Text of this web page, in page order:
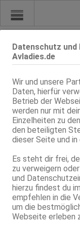
Datenschutz
Avladies.de
Wir und unsere
Daten, hierfür
Betrieb der
werden nur mit
Einzelheiten zu
den beteiligten
dieser Seite und in
Es steht dir frei,
zu verweigern
und
hierzu findest du
empfehlen in die
um die
Webseite erleben
Merkzettel
Nutze einfach